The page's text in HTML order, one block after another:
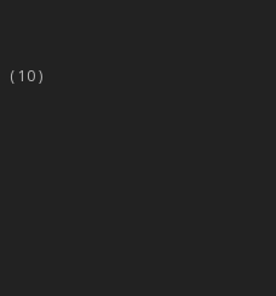
10